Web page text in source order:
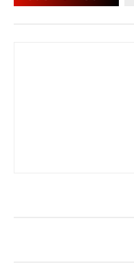
استمارة القبول المركزي